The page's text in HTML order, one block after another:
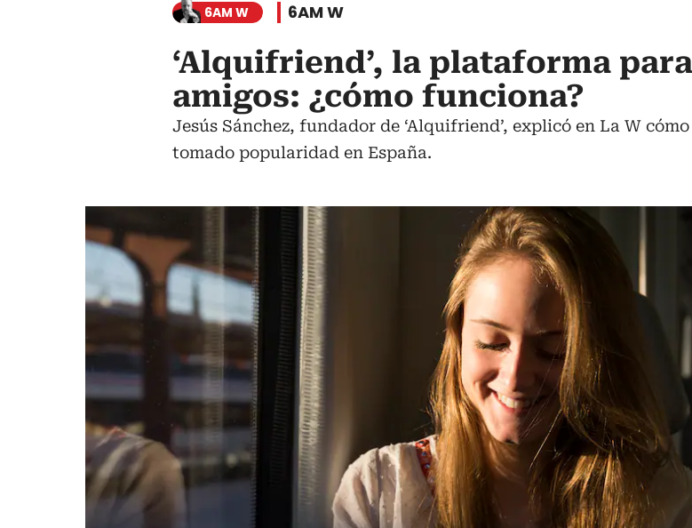
6AM W 6AM W
‘Alquifriend’, la plataforma
amigos: ¿cómo funciona?
Jesús Sánchez, fundador de ‘Alquifriend’, explicó en La W
tomado popularidad en España.